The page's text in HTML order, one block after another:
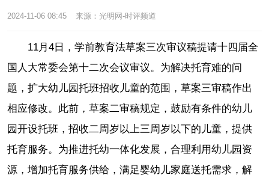
2024-11-06 08:45 来源：光明网-时评频道
11月4日，学前教育法草案三次审议稿提请十四届全
国人大常委会第十二次会议审议。为解决托育难的问
题，扩大幼儿园托班招收儿童的范围，草案三审稿作出
相应修改。此前，草案二审稿规定，鼓励有条件的幼儿
园开设托班，招收二周岁以上三周岁以下的儿童，提供
托育服务。为推进托幼一体化发展，合理利用幼儿园资
源，增加托育服务供给，满足婴幼儿家庭送托需求，解